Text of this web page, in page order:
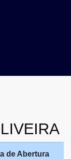
de Abertura